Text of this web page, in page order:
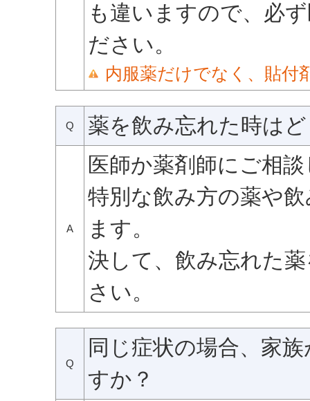
も違いますので、必
ださい。
内服薬だけでなく、貼付
Q 薬を飲み忘れた時は
A
医師か薬剤師にご相
特別な飲み方の薬や
ます。
決して、飲み忘れた
さい。
Q
同じ症状の場合、家
すか？